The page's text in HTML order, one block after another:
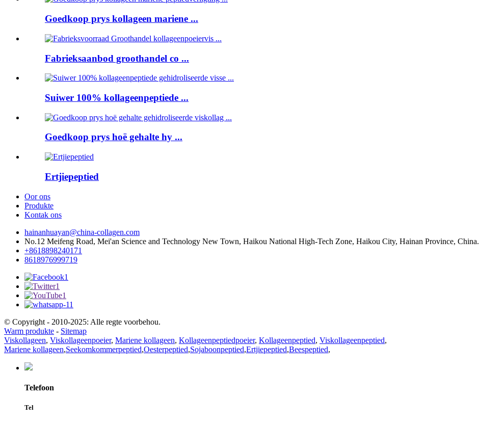
Goedkoop prys kollageen mariene ...
Fabrieksaanbod groothandel co ...
Suiwer 100% kollageenpeptiede ...
Goedkoop prys hoë gehalte hy ...
Ertjiepeptied
Oor ons
Produkte
Kontak ons
hainanhuayan@china-collagen.com
No.12 Meifeng Road, Mei'an Science and Technology New Town, Haikou National High-Tech Zone, Haikou City, Hainan Province, China.
+8618898240171
8618976999719
© Copyright - 2010-2025: Alle regte voorbehou.
Warm produkte - Sitemap
Viskollageen, Viskollageenpoeier, Mariene kollageen, Kollageenpeptiedpoeier, Kollageenpeptied, Viskollageenpeptied,
Mariene kollageen,Seekomkommerpeptied,Oesterpeptied,Sojaboonpeptied,Ertjiepeptied,Beespeptied,
Telefoon
Tel